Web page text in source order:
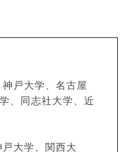
戸大学、名古屋
、同志社大学、近
大学、関西大